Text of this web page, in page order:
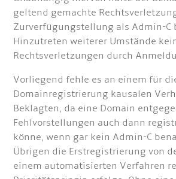
geltend gemachte
Zurverfügungstellung als Admin-C
Hinzutreten weiterer Umstände
Rechtsverletzungen durch
Vorliegend fehle es an einem für
Domainregistrierung kausalen
Beklagten, da eine Domain
Fehlvorstellungen auch dann
könne, wenn gar kein Admin-C
Übrigen die Erstregistrierung von
einem automatisierten Verfahren